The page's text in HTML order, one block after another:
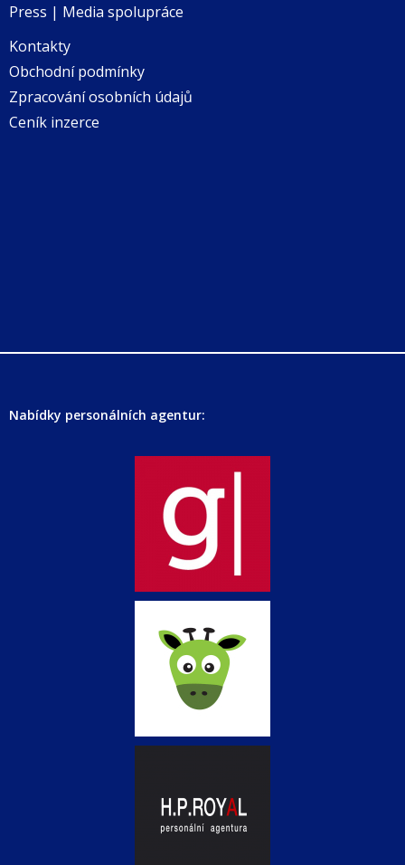
Press | Media spolupráce
Kontakty
Obchodní podmínky
Zpracování osobních údajů
Ceník inzerce
Nabídky personálních agentur: